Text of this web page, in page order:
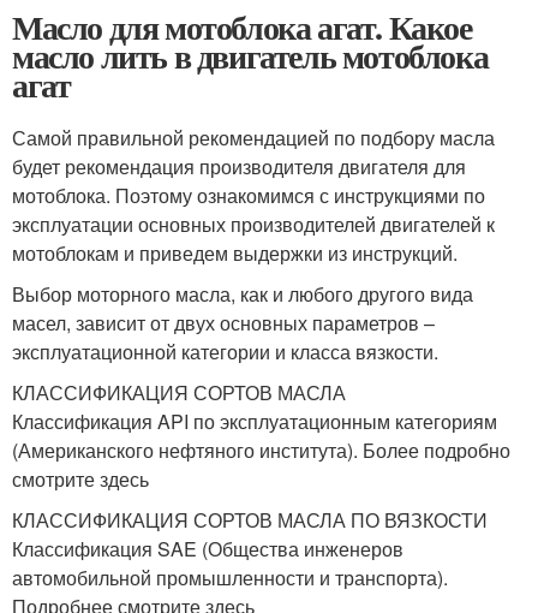
Масло для мотоблока агат. Какое
масло лить в двигатель мотоблока
агат
Самой правильной рекомендацией по подбору масла
будет рекомендация производителя двигателя для
мотоблока. Поэтому ознакомимся с инструкциями по
эксплуатации основных производителей двигателей к
мотоблокам и приведем выдержки из инструкций.
Выбор моторного масла, как и любого другого вида
масел, зависит от двух основных параметров –
эксплуатационной категории и класса вязкости.
КЛАССИФИКАЦИЯ СОРТОВ МАСЛА
Классификация API по эксплуатационным категориям
(Американского нефтяного института). Более подробно
смотрите здесь
КЛАССИФИКАЦИЯ СОРТОВ МАСЛА ПО ВЯЗКОСТИ
Классификация SAE (Общества инженеров
автомобильной промышленности и транспорта).
Подробнее смотрите здесь